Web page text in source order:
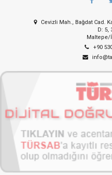
Cevizli Mah., Bağdat Cad.
D: 5,
Maltepe/
+90